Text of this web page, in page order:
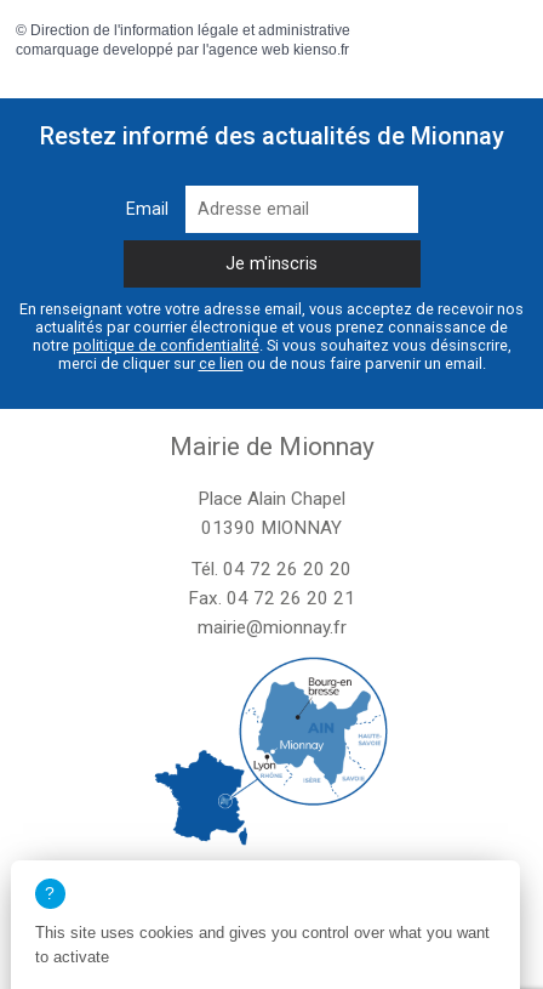
© Direction de l'information légale et administrative
comarquage developpé par l'agence web kienso.fr
Restez informé des actualités de Mionnay
Email
En renseignant votre votre adresse email, vous acceptez de recevoir nos
actualités par courrier électronique et vous prenez connaissance de
notre politique de confidentialité. Si vous souhaitez vous désinscrire,
merci de cliquer surce lien ou de nous faire parvenir un email.
Mairie de Mionnay
Place Alain Chapel
01390 MIONNAY
Tél. 04 72 26 20 20
Fax. 04 72 26 20 21
mairie@mionnay.fr
le vendredi de 8h30 à 12h et de 13h30 à 16h30
un samedi matin sur deux de 8h30 à 12h
This site uses cookies and gives you control over what you want
to activate